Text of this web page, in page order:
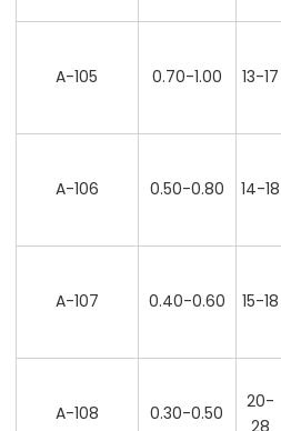
A-105 0.70-1.00 13-17
A-106 0.50-0.80 14-18
A-107 0.40-0.60 15-18
A-108 0.30-0.50
20-